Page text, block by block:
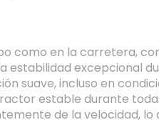
en la carretera, con
estabilidad excepcional
suave, incluso en
estable durante
de la velocidad, lo